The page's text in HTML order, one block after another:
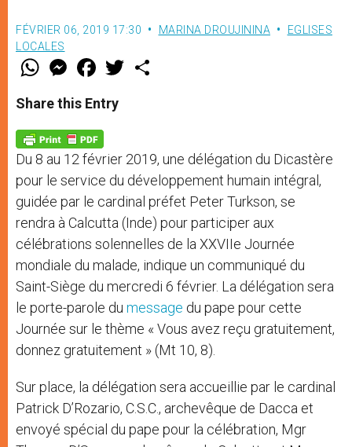
FÉVRIER 06, 2019 17:30 MARINA DROUJININA
EGLISES
LOCALES
W
t
s
p
p
M
e
s
e
g
e
r
F
a
e
b
o
k
w
Share this Entry
Du 8 au 12 février 2019, une délégation du Dicastère
pour le service du développement humain intégral,
guidée par le cardinal préfet Peter Turkson, se
rendra à Calcutta (Inde) pour participer aux
célébrations solennelles de la XXVIIe Journée
mondiale du malade, indique un communiqué du
Saint-Siège du mercredi 6 février. La délégation sera
le porte-parole du message du pape pour cette
Journée sur le thème « Vous avez reçu gratuitement,
donnez gratuitement » (Mt 10, 8).
Sur place, la délégation sera accueillie par le cardinal
Patrick D’Rozario, C.S.C., archevêque de Dacca et
envoyé spécial du pape pour la célébration, Mgr